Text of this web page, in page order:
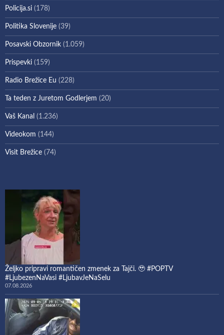
Policija.si (178)
Politika Slovenije (39)
Posavski Obzornik (1.059)
Prispevki (159)
Radio Brežice Eu (228)
Ta teden z Juretom Godlerjem (20)
Vaš Kanal (1.236)
Videokom (144)
Visit Brežice (74)
Željko pripravi romantičen zmenek za Tajči. 🥹 #POPTV
#LjubezenNaVasi #LjubavJeNaSelu
07.08.2026